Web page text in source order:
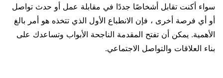
سواء أكنت تقابل أشخاصًا جددًا في مقابلة عمل أو حدث تواصل
أو أي فرصة أخرى ، فإن الانطباع الأول الذي تتخذه هو أمر بالغ
الأهمية. يمكن أن تفتح المقدمة الناجحة الأبواب وتساعدك على
بناء العلاقات والتواصل الاجتماعي.